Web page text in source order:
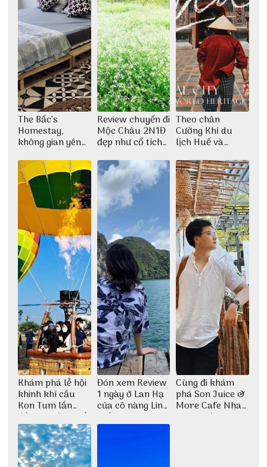
The Bấc’s
Homestay,
không gian yên
bình tại Hòn Sơn
Review chuyến đi
Mộc Châu 2N1Đ
đẹp như cổ tích
Thu Hà
Theo chân
Cường Khỉ du
lịch Huế và
check-in đúng
những góc chụp
đẹp
Khám phá lễ hội
khinh khí cầu
Kon Tum lần
đầu tiên được tổ
chức
Đón xem Review
1 ngày ở Lan Hạ
của cô nàng Linh
Trần
Cùng đi khám
phá Son Juice &
More Cafe Nha
Trang với anh